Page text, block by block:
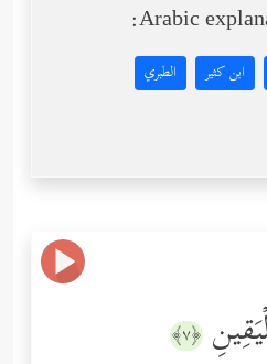
Arabic
ابن كثير الطبري
﴿٧﴾